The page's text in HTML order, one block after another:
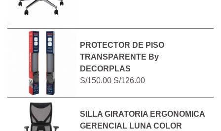
PROTECTOR DE PISO
TRANSPARENTE By
DECORPLAS
S/150.00S/126.00
SILLA GIRATORIA ERGONOMICA
GERENCIAL LUNA COLOR